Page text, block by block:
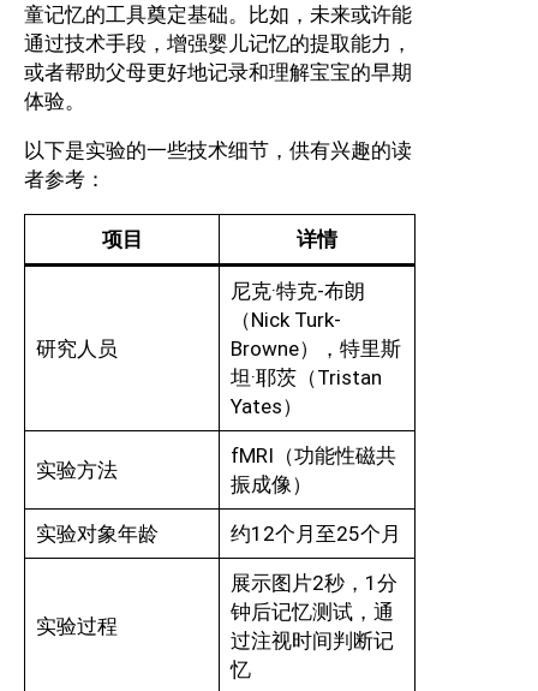
童记忆的工具奠定基础。比如，未来或许能
通过技术手段，增强婴儿记忆的提取能力，
或者帮助父母更好地记录和理解宝宝的早期
体验。
以下是实验的一些技术细节，供有兴趣的读
者参考：
项目 详情
研究人员
尼克·特克-布朗
（Nick Turk-
Browne），特里斯
坦·耶茨（Tristan
Yates）
实验方法
fMRI（功能性磁共
振成像）
实验对象年龄 约12个月至25个月
实验过程
展示图片2秒，1分
钟后记忆测试，通
过注视时间判断记
忆